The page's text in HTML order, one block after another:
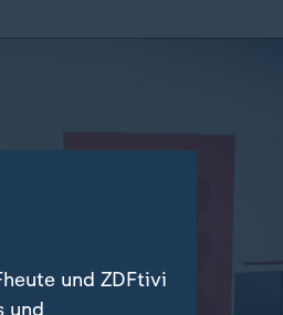
und ZDFtivi
und